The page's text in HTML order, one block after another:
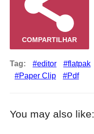
COMPARTILHAR
Tag: editor flatpak
Paper Clip
Pdf
You may also like: